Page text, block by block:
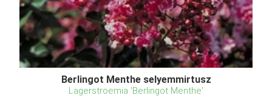
Berlingot Menthe selyemmirtusz
Lagerstroemia 'Berlingot Menthe'